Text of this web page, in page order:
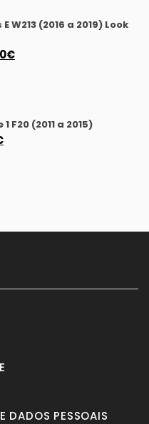
770,00€.
W213 (2016 a 2019) Look
€O
1.040,00€.
F20 (2011 a 2015)
O
DADOS PESSOAIS